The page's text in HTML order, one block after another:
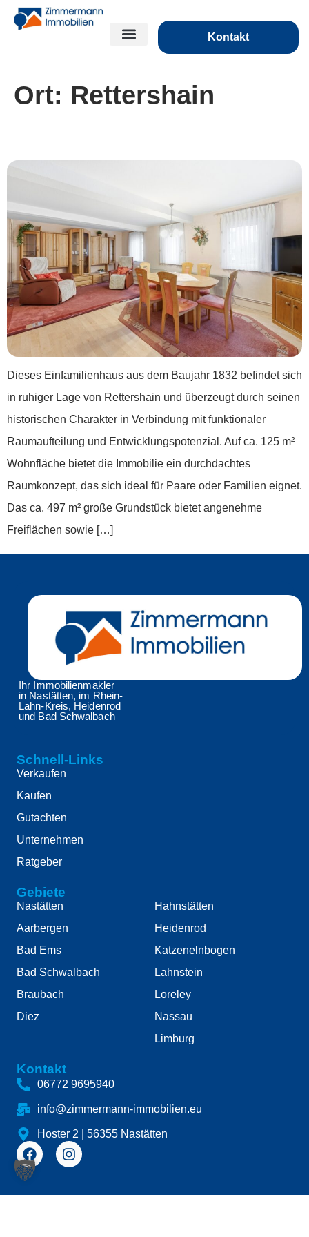
Kontakt
Ort: Rettershain
Dieses Einfamilienhaus aus dem Baujahr 1832 befindet sich
in ruhiger Lage von Rettershain und überzeugt durch seinen
historischen Charakter in Verbindung mit funktionaler
Raumaufteilung und Entwicklungspotenzial. Auf ca. 125 m²
Wohnfläche bietet die Immobilie ein durchdachtes
Raumkonzept, das sich ideal für Paare oder Familien eignet.
Das ca. 497 m² große Grundstück bietet angenehme
Freiflächen sowie […]
Ihr Immobilienmakler
in Nastätten, im Rhein-
Lahn-Kreis, Heidenrod
und Bad Schwalbach
Schnell-Links
Verkaufen
Kaufen
Gutachten
Unternehmen
Ratgeber
Gebiete
Nastätten
Aarbergen
Bad Ems
Bad Schwalbach
Braubach
Diez
Hahnstätten
Heidenrod
Katzenelnbogen
Lahnstein
Loreley
Nassau
Limburg
Kontakt
06772 9695940
info@zimmermann-immobilien.eu
Hoster 2 | 56355 Nastätten